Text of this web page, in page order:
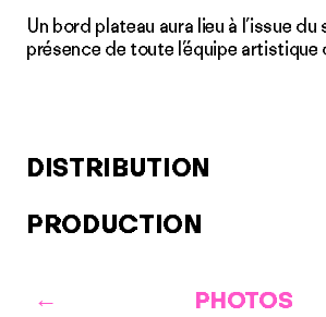
Un bord plateau aura lieu à l’issue
présence de toute l’équipe artistique
DISTRIBUTION
PRODUCTION
PHOTOS